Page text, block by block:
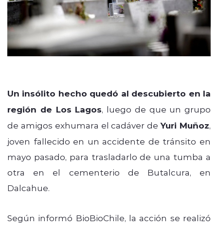
Un insólito hecho quedó al descubierto en la
región de Los Lagos, luego de que un grupo
de amigos exhumara el cadáver deYuri Muñoz,
joven fallecido en un accidente de tránsito en
mayo pasado, para trasladarlo de una tumba a
otra en el cementerio de Butalcura, en
Dalcahue.
Según informó BioBioChile, la acción se realizó